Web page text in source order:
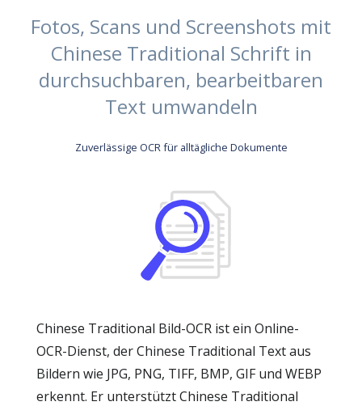
Fotos, Scans und Screenshots mit
Chinese Traditional Schrift in
durchsuchbaren, bearbeitbaren
Text umwandeln
Zuverlässige OCR für alltägliche Dokumente
Chinese Traditional Bild-OCR ist ein Online-
OCR-Dienst, der Chinese Traditional Text aus
Bildern wie JPG, PNG, TIFF, BMP, GIF und WEBP
erkennt. Er unterstützt Chinese Traditional